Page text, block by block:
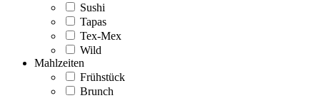
Sushi
Tapas
Tex-Mex
Wild
Mahlzeiten
Frühstück
Brunch